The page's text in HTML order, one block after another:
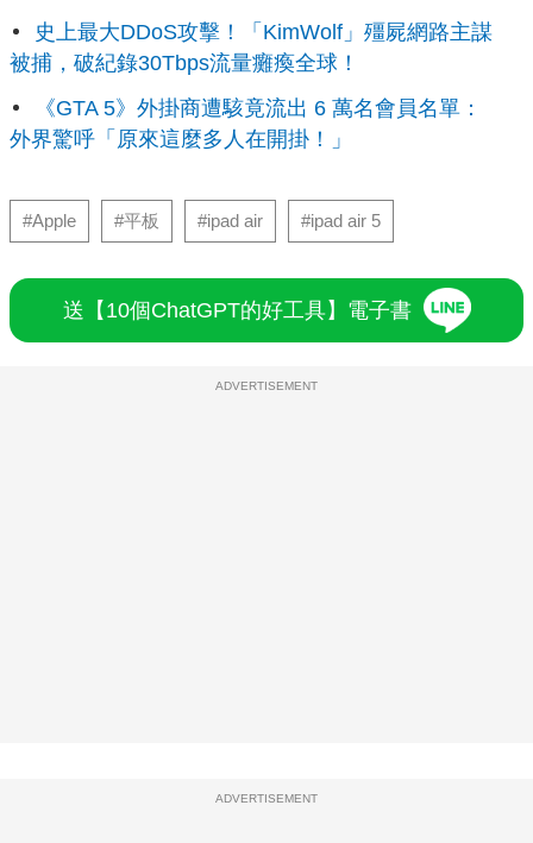
史上最大DDoS攻擊！「KimWolf」殭屍網路主謀
被捕，破紀錄30Tbps流量癱瘓全球！
《GTA 5》外掛商遭駭竟流出 6 萬名會員名單：
外界驚呼「原來這麼多人在開掛！」
#Apple #平板 #ipad air #ipad air 5
送【10個ChatGPT的好工具】電子書
ADVERTISEMENT
ADVERTISEMENT